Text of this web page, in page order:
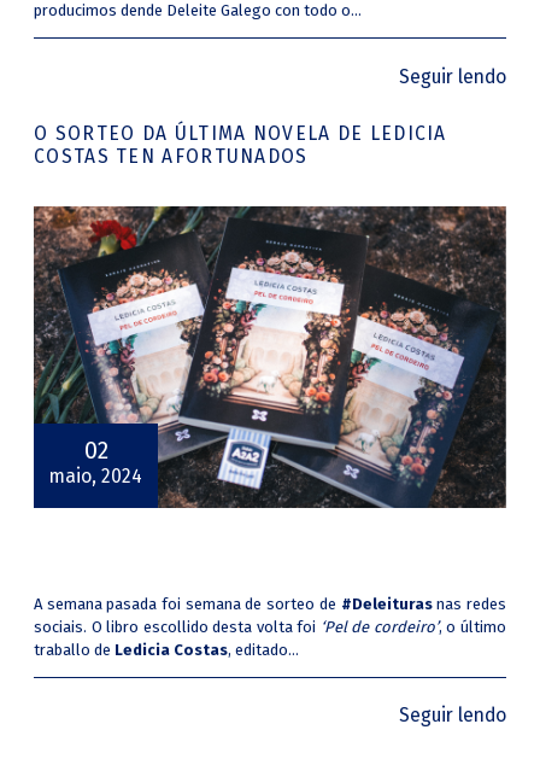
producimos dende Deleite Galego con todo o...
Seguir lendo
O SORTEO DA ÚLTIMA NOVELA DE LEDICIA
COSTAS TEN AFORTUNADOS
02
maio, 2024
A semana pasada foi semana de sorteo de #Deleiturasnas redes
sociais. O libro escollido desta volta foi ‘Pel de cordeiro’, o último
traballo de Ledicia Costas, editado...
Seguir lendo